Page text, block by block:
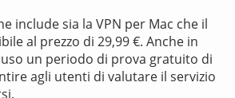
include sia la VPN per Mac che il
al prezzo di 29,99 €. Anche in
un periodo di prova gratuito di
agli utenti di valutare il servizio